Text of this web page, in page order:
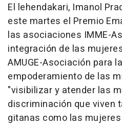
El lehendakari, Imanol
este martes el Premio
las asociaciones IMME-
integración de las
AMUGE-Asociación para
empoderamiento de las
"visibilizar y atender las
discriminación que viven
gitanas como las